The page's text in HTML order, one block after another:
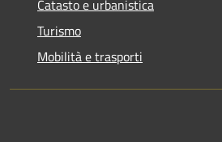
Catasto e urbanistica
Turismo
Mobilità e trasporti